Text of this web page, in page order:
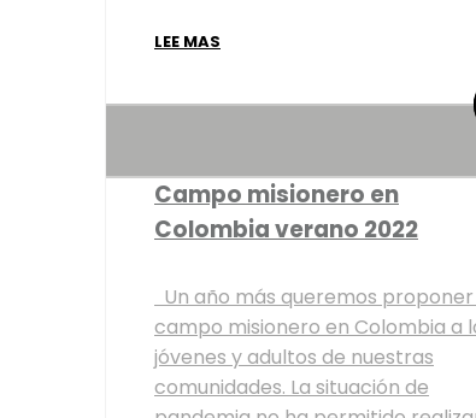
LEE MAS
Campo misionero en
Colombia verano 2022
Un año más queremos proponer
campo misionero en Colombia a
jóvenes y adultos de nuestras
comunidades. La situación de